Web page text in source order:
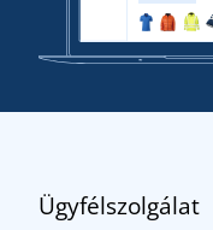
Ügyfélszolgálat